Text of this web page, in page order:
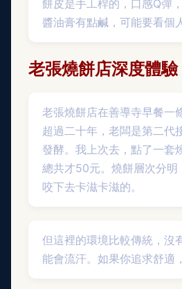
餅皮是手工桿的，口感Q彈
醬油膏有點鹹，可能要看個
老張燒餅店深度體驗
老張燒餅店在善導寺早餐一
超過二十年，老闆是第二代
發酵。我上次去，點了一套
總共才50元。燒餅層次分明
咬下去卡滋卡滋的。
但這裡的環境比較傳統，沒
能會流汗。如果你追求舒適